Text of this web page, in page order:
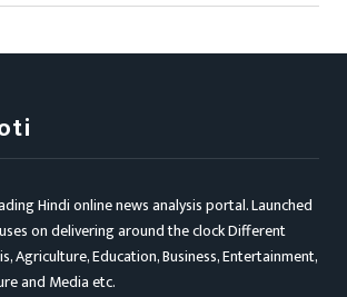
Hindi online news analysis portal. Launched
on delivering around the clock Different
Agriculture, Education, Business, Entertainment,
and Media etc.